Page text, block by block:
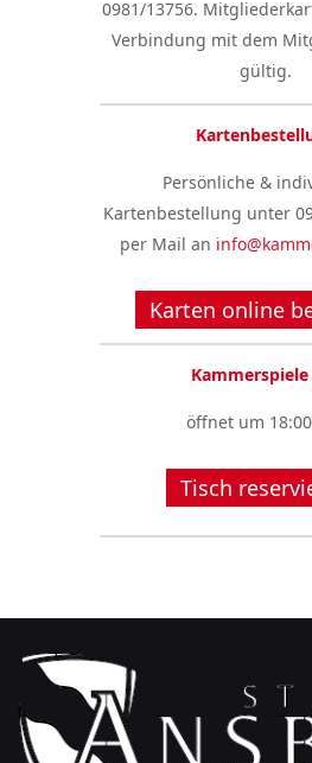
0981/13756.
Verbindung mit dem
gültig.
Persönliche &
Kartenbestellung unter
per Mail an
Karten online
Kammerspiele
öffnet um
Tisch